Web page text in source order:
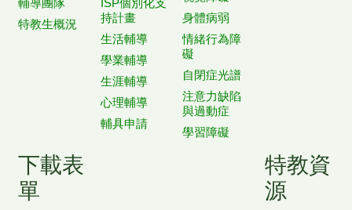
輔導團隊
特教生概況
ISP個別化支
持計畫
生活輔導
學業輔導
生涯輔導
心理輔導
輔具申請
身體病弱
情緒行為障
礙
自閉症光譜
注意力缺陷
與過動症
學習障礙
下載表
單
特教資
源